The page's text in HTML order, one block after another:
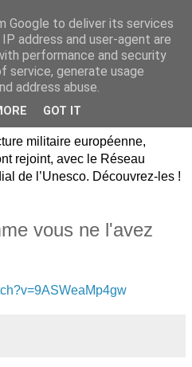
Dauphin,
Hautes-
militaire européenne,
rejoint, avec le Réseau
de l’Unesco. Découvrez-les !
vous ne l'avez
Google to deliver its services
address and user-agent are
performance and security
service, generate usage
address abuse.
GOT IT